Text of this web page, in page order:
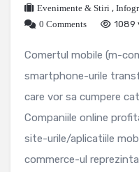
Evenimente & Stiri ,
0 Comments
1089
Comertul mobile (m-
smartphone-urile
care vor sa cumpere
Companiile online
site-urile/aplicatiile
commerce-ul reprezinta